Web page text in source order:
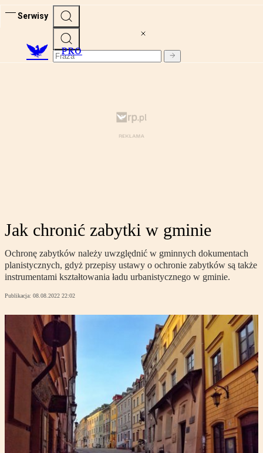
Serwisy
PRO
Jak chronić zabytki w gminie
Ochronę zabytków należy uwzględnić w gminnych dokumentach
planistycznych, gdyż przepisy ustawy o ochronie zabytków są także
instrumentami kształtowania ładu urbanistycznego w gminie.
Publikacja: 08.08.2022 22:02